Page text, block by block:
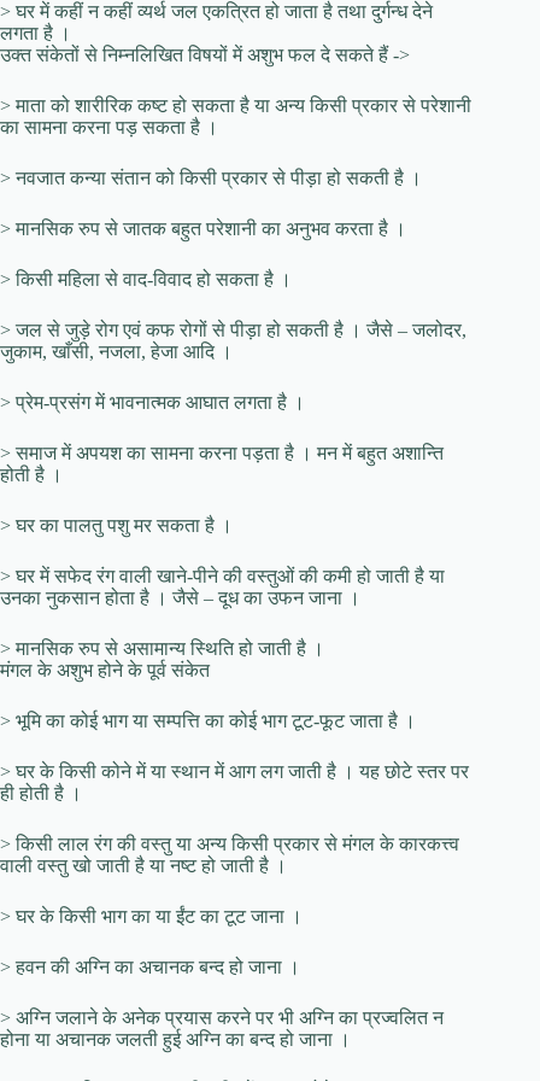
> घर में कहीं न कहीं व्यर्थ जल एकत्रित हो जाता है तथा दुर्गन्ध देने
लगता है ।
उक्त संकेतों से निम्नलिखित विषयों में अशुभ फल दे सकते हैं ->
> माता को शारीरिक कष्ट हो सकता है या अन्य किसी प्रकार से परेशानी
का सामना करना पड़ सकता है ।
> नवजात कन्या संतान को किसी प्रकार से पीड़ा हो सकती है ।
> मानसिक रुप से जातक बहुत परेशानी का अनुभव करता है ।
> किसी महिला से वाद-विवाद हो सकता है ।
> जल से जुड़े रोग एवं कफ रोगों से पीड़ा हो सकती है । जैसे – जलोदर,
जुकाम, खाँसी, नजला, हेजा आदि ।
> प्रेम-प्रसंग में भावनात्मक आघात लगता है ।
> समाज में अपयश का सामना करना पड़ता है । मन में बहुत अशान्ति
होती है ।
> घर का पालतु पशु मर सकता है ।
> घर में सफेद रंग वाली खाने-पीने की वस्तुओं की कमी हो जाती है या
उनका नुकसान होता है । जैसे – दूध का उफन जाना ।
> मानसिक रुप से असामान्य स्थिति हो जाती है ।
मंगल के अशुभ होने के पूर्व संकेत
> भूमि का कोई भाग या सम्पत्ति का कोई भाग टूट-फूट जाता है ।
> घर के किसी कोने में या स्थान में आग लग जाती है । यह छोटे स्तर पर
ही होती है ।
> किसी लाल रंग की वस्तु या अन्य किसी प्रकार से मंगल के कारकत्त्व
वाली वस्तु खो जाती है या नष्ट हो जाती है ।
> घर के किसी भाग का या ईंट का टूट जाना ।
> हवन की अग्नि का अचानक बन्द हो जाना ।
> अग्नि जलाने के अनेक प्रयास करने पर भी अग्नि का प्रज्वलित न
होना या अचानक जलती हुई अग्नि का बन्द हो जाना ।